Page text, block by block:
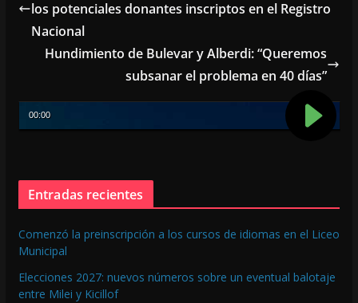
o
o
k
A
p
los potenciales donantes inscriptos en el Registro
Nacional
Hundimiento de Bulevar y Alberdi: “Queremos
subsanar el problema en 40 días”
Entradas recientes
Comenzó la preinscripción a los cursos de idiomas en el Liceo
Municipal
Elecciones 2027: nuevos números sobre un eventual balotaje
entre Milei y Kicillof